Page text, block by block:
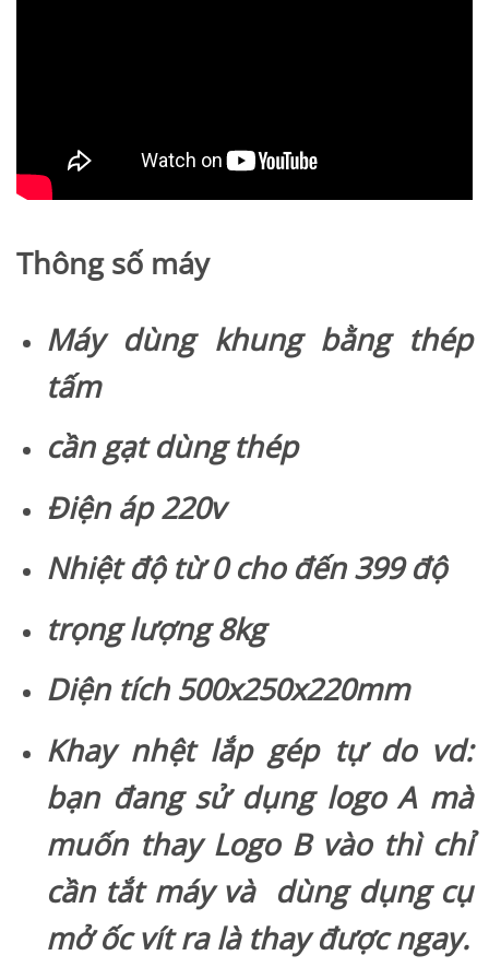
Thông số máy
Máy dùng khung bằng thép
tấm
cần gạt dùng thép
Điện áp 220v
Nhiệt độ từ 0 cho đến 399 độ
trọng lượng 8kg
Diện tích 500x250x220mm
Khay nhệt lắp gép tự do vd:
bạn đang sử dụng logo A mà
muốn thay Logo B vào thì chỉ
cần tắt máy và dùng dụng cụ
mở ốc vít ra là thay được ngay.